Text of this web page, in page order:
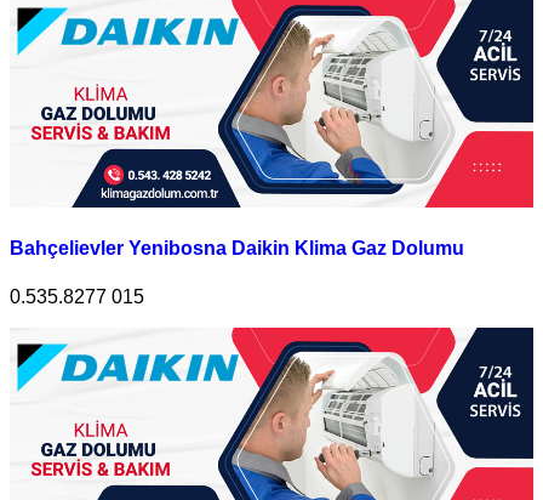
Bahçelievler Yenibosna Daikin Klima Gaz Dolumu
0.535.8277 015